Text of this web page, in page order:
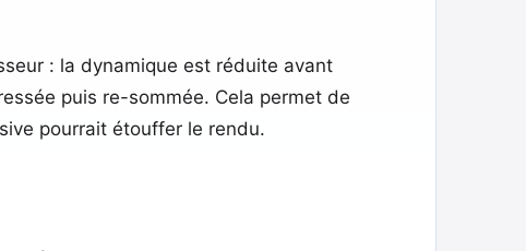
: la dynamique est réduite avant
puis re-sommée. Cela permet de
pourrait étouffer le rendu.